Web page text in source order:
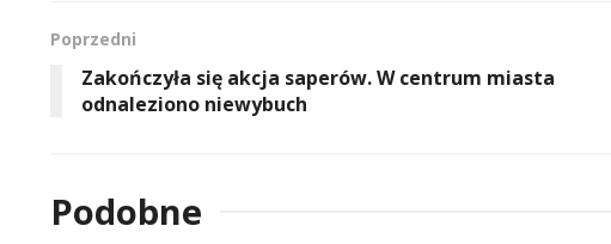
Poprzedni
Zakończyła się akcja saperów. W centrum miasta
odnaleziono niewybuch
Podobne